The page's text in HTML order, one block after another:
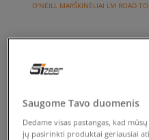
O'NEILL MARŠKINĖLIAI LM ROAD
Saugome Tavo duomenis
Dedame visas pastangas, kad
jų pasirinkti produktai geriausiai